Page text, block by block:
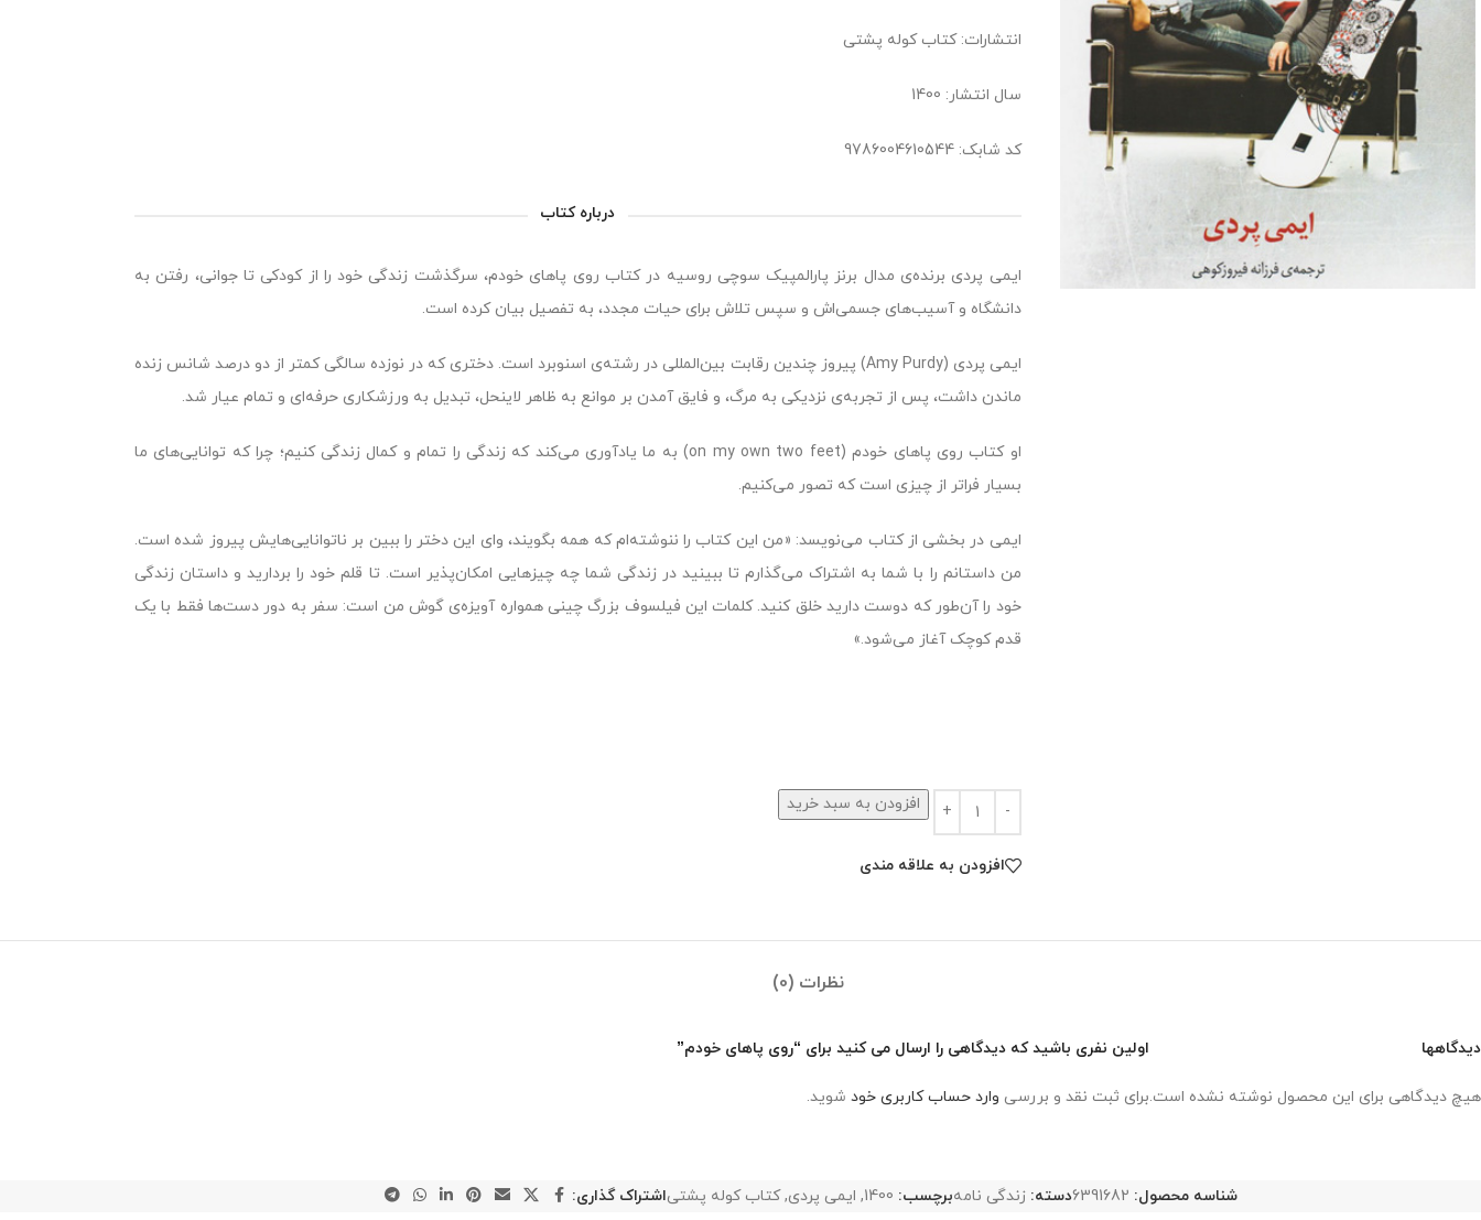
انتشارات: کتاب کوله پشتی
سال انتشار: 1400
کد شابک: ‏‫9786004610544
درباره کتاب
ایمی پردی برنده‌ی مدال برنز پارالمپیک سوچی روسیه در کتاب روی پاهای خودم، سرگذشت زندگی خود را از کودکی تا جوانی، رفتن به
دانشگاه و آسیب‌های جسمی‌اش و سپس تلاش برای حیات مجدد، به تفصیل بیان کرده است.
ایمی پردی (Amy Purdy) پیروز چندین رقابت بین‌المللی در رشته‌ی اسنوبرد است. دختری که در نوزده سالگی کمتر از دو درصد شانس زنده
ماندن داشت، پس از تجربه‌ی نزدیکی به مرگ، و فایق آمدن بر موانع به ظاهر لاینحل، تبدیل به ورزشکاری حرفه‌ای و تمام عیار شد.
او کتاب روی پاهای خودم (on my own two feet) به ما یادآوری می‌کند که زندگی را تمام و کمال زندگی کنیم؛ چرا که توانایی‌های ما
بسیار فراتر از چیزی است که تصور می‌کنیم.
ایمی در بخشی از کتاب می‌نویسد: «من این کتاب را ننوشته‌ام که همه بگویند، وای این دختر را ببین بر نا‌توانایی‌هایش پیروز شده است.
من داستانم را با شما به اشتراک می‌گذارم تا ببینید در زندگی شما چه چیزهایی امکان‌پذیر است. تا قلم خود را بردارید و داستان زندگی
خود را آن‌طور که دوست دارید خلق کنید. کلمات این فیلسوف بزرگ چینی همواره آویزه‌ی گوش من است: سفر به دور دست‌ها فقط با یک
قدم کوچک آغاز می‌شود.»
افزودن به سبد خرید
افزودن به علاقه مندی
نظرات (0)
دیدگاهها
هیچ دیدگاهی برای این محصول نوشته نشده است.
اولین نفری باشید که دیدگاهی را ارسال می کنید برای “روی پاهای خودم”
برای ثبت نقد و بررسی وارد حساب کاربری خود شوید.
شناسه محصول: 6391682دسته: زندگی نامهبرچسب: 1400
, ایمی پردی, کتاب کوله پشتیاشتراک گذاری: